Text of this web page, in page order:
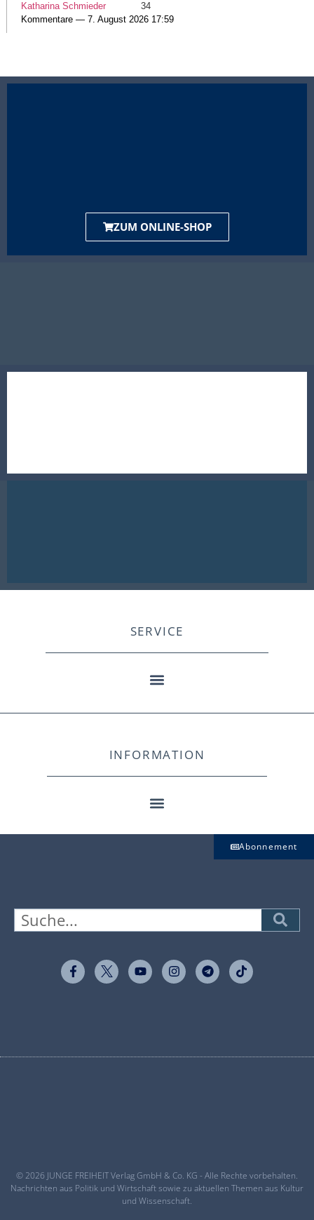
Katharina Schmieder
34
Kommentare — 7. August 2026 17:59
ZUM ONLINE-SHOP
SERVICE
INFORMATION
Abonnement
© 2026 JUNGE FREIHEIT Verlag GmbH & Co. KG - Alle Rechte vorbehalten.
Nachrichten aus Politik und Wirtschaft sowie zu aktuellen Themen aus Kultur
und Wissenschaft.